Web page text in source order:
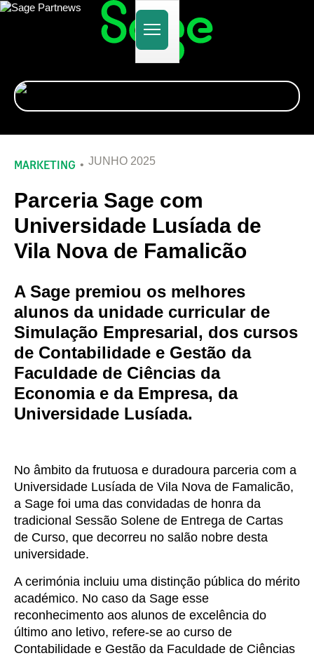
Alternar
navegação
MARKETING JUNHO 2025
Parceria Sage com
Universidade Lusíada de
Vila Nova de Famalicão
A Sage premiou os melhores
alunos da unidade curricular de
Simulação Empresarial, dos cursos
de Contabilidade e Gestão da
Faculdade de Ciências da
Economia e da Empresa, da
Universidade Lusíada.
No âmbito da frutuosa e duradoura parceria com a
Universidade Lusíada de Vila Nova de Famalicão,
a Sage foi uma das convidadas de honra da
tradicional Sessão Solene de Entrega de Cartas
de Curso, que decorreu no salão nobre desta
universidade.
A cerimónia incluiu uma distinção pública do mérito
académico. No caso da Sage esse
reconhecimento aos alunos de excelência do
último ano letivo, refere-se ao curso de
Contabilidade e Gestão da Faculdade de Ciências